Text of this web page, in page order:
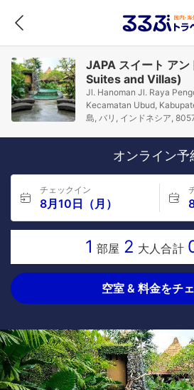
JAPA スイート ア
Suites and Villas)
Jl. Hanoman Jl. Raya
Kecamatan Ubud,
島, バリ, インドネシア,
オンライン予
チェックイン
8月10日（月）
1 部屋 2 大人合計
空室 & 料金をチ